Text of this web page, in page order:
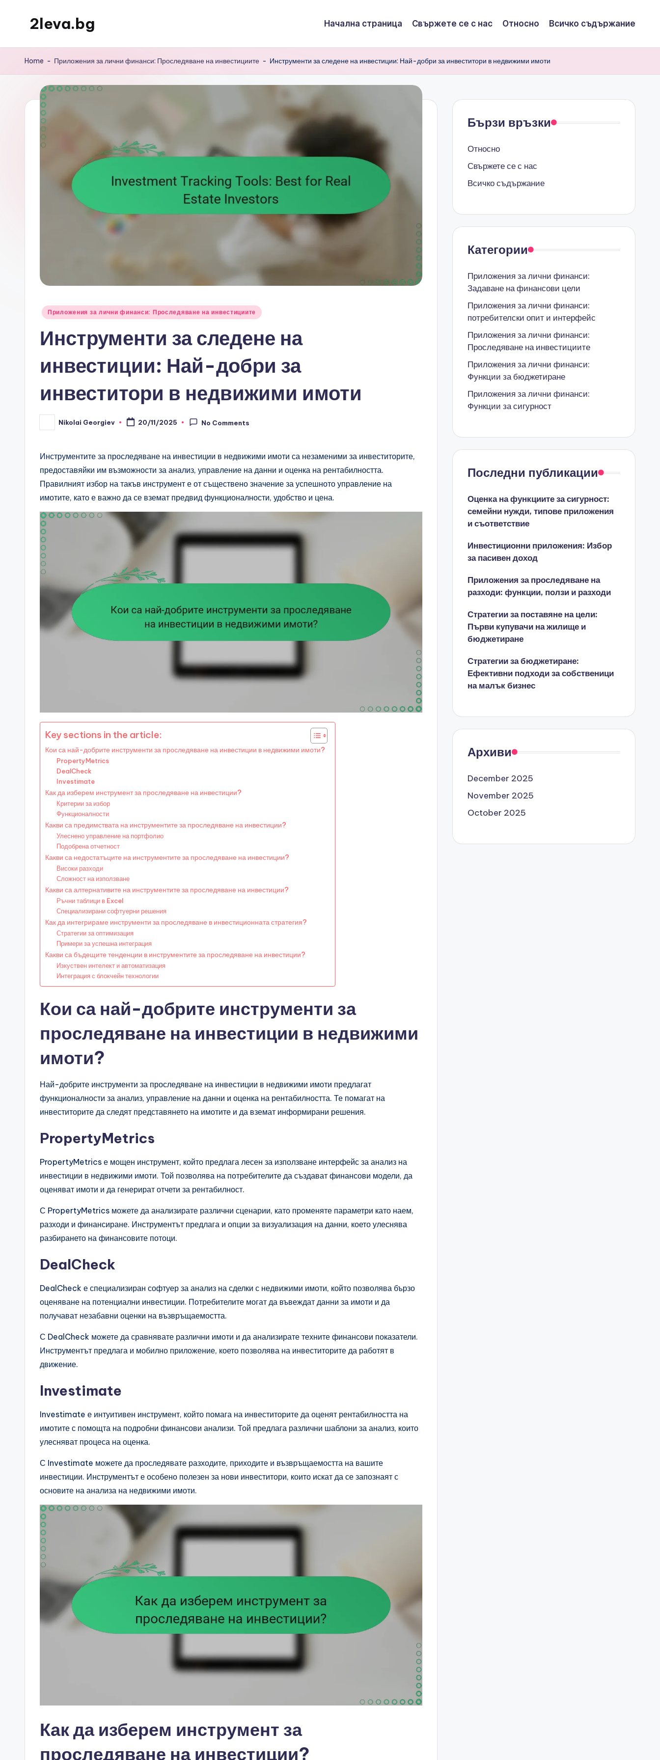
2leva.bg Начална страница Свържете се с нас Относно Всичко съдържание
Home - Приложения за лични финанси: Проследяване на инвестициите - Инструменти за следене на инвестиции: Най-добри за инвеститори в недвижими имоти
Posted
Приложения за лични финанси: Проследяване на инвестициите
Инструменти за следене на
инвестиции: Най-добри за
инвеститори в недвижими имоти
Posted
by
Nikolai Georgiev 20/11/2025 No Comments
Инструментите за проследяване на инвестиции в недвижими имоти са незаменими за инвеститорите,
предоставяйки им възможности за анализ, управление на данни и оценка на рентабилността.
Правилният избор на такъв инструмент е от съществено значение за успешното управление на
имотите, като е важно да се вземат предвид функционалности, удобство и цена.
Key sections in the article:
Кои са най-добрите инструменти за проследяване на инвестиции в недвижими имоти?
PropertyMetrics
DealCheck
Investimate
Как да изберем инструмент за проследяване на инвестиции?
Критерии за избор
Функционалности
Какви са предимствата на инструментите за проследяване на инвестиции?
Улеснено управление на портфолио
Подобрена отчетност
Какви са недостатъците на инструментите за проследяване на инвестиции?
Високи разходи
Сложност на използване
Какви са алтернативите на инструментите за проследяване на инвестиции?
Ръчни таблици в Excel
Специализирани софтуерни решения
Как да интегрираме инструменти за проследяване в инвестиционната стратегия?
Стратегии за оптимизация
Примери за успешна интеграция
Какви са бъдещите тенденции в инструментите за проследяване на инвестиции?
Изкуствен интелект и автоматизация
Интеграция с блокчейн технологии
Кои са най-добрите инструменти за
проследяване на инвестиции в недвижими
имоти?
Най-добрите инструменти за проследяване на инвестиции в недвижими имоти предлагат
функционалности за анализ, управление на данни и оценка на рентабилността. Те помагат на
инвеститорите да следят представянето на имотите и да вземат информирани решения.
PropertyMetrics
PropertyMetrics е мощен инструмент, който предлага лесен за използване интерфейс за анализ на
инвестиции в недвижими имоти. Той позволява на потребителите да създават финансови модели, да
оценяват имоти и да генерират отчети за рентабилност.
С PropertyMetrics можете да анализирате различни сценарии, като променяте параметри като наем,
разходи и финансиране. Инструментът предлага и опции за визуализация на данни, което улеснява
разбирането на финансовите потоци.
DealCheck
DealCheck е специализиран софтуер за анализ на сделки с недвижими имоти, който позволява бързо
оценяване на потенциални инвестиции. Потребителите могат да въвеждат данни за имоти и да
получават незабавни оценки на възвръщаемостта.
С DealCheck можете да сравнявате различни имоти и да анализирате техните финансови показатели.
Инструментът предлага и мобилно приложение, което позволява на инвеститорите да работят в
движение.
Investimate
Investimate е интуитивен инструмент, който помага на инвеститорите да оценят рентабилността на
имотите с помощта на подробни финансови анализи. Той предлага различни шаблони за анализ, които
улесняват процеса на оценка.
С Investimate можете да проследявате разходите, приходите и възвръщаемостта на вашите
инвестиции. Инструментът е особено полезен за нови инвеститори, които искат да се запознаят с
основите на анализа на недвижими имоти.
Как да изберем инструмент за
проследяване на инвестиции?
Бързи връзки
Относно
Свържете се с нас
Всичко съдържание
Категории
Приложения за лични финанси:
Задаване на финансови цели
Приложения за лични финанси:
потребителски опит и интерфейс
Приложения за лични финанси:
Проследяване на инвестициите
Приложения за лични финанси:
Функции за бюджетиране
Приложения за лични финанси:
Функции за сигурност
Последни публикации
Оценка на функциите за сигурност:
семейни нужди, типове приложения
и съответствие
Инвестиционни приложения: Избор
за пасивен доход
Приложения за проследяване на
разходи: функции, ползи и разходи
Стратегии за поставяне на цели:
Първи купувачи на жилище и
бюджетиране
Стратегии за бюджетиране:
Ефективни подходи за собственици
на малък бизнес
Архиви
December 2025
November 2025
October 2025